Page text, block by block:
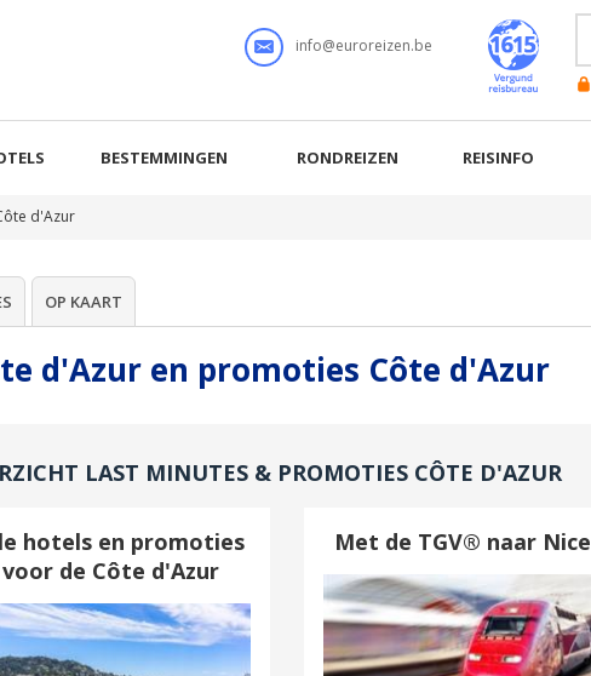
info@euroreizen.be
BESTEMMINGEN RONDREIZEN REISINFO
d'Azur
OP KAART
d'Azur en promoties Côte d'Azur
LAST MINUTES & PROMOTIES CÔTE D'AZUR
hotels en promoties
voor de Côte d'Azur
Met de TGV® naar Nice